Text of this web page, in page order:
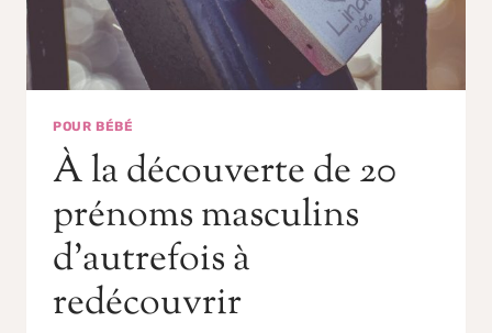
POUR BÉBÉ
À la découverte de 20
prénoms masculins
d’autrefois à
redécouvrir